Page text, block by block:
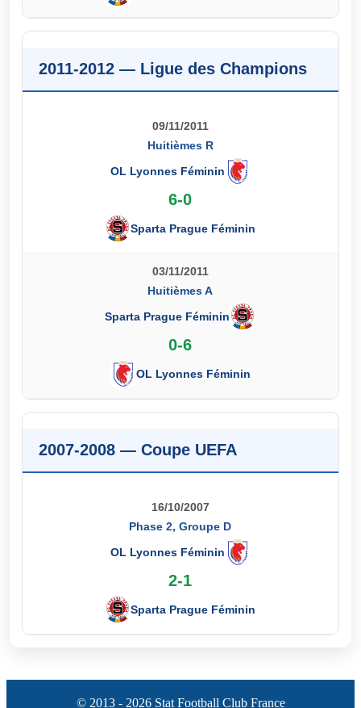
2011-2012 — Ligue des Champions
09/11/2011
Huitièmes R
OL Lyonnes Féminin
6-0
Sparta Prague Féminin
03/11/2011
Huitièmes A
Sparta Prague Féminin
0-6
OL Lyonnes Féminin
2007-2008 — Coupe UEFA
16/10/2007
Phase 2, Groupe D
OL Lyonnes Féminin
2-1
Sparta Prague Féminin
© 2013 - 2026 Stat Football Club France